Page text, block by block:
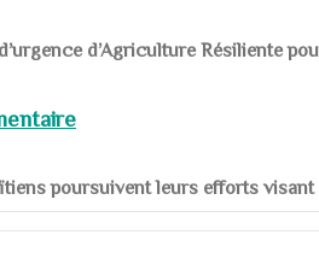
d’Agriculture Résiliente
poursuivent leurs efforts